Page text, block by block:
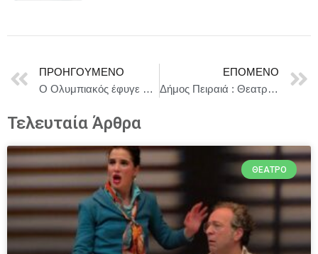
ΠΡΟΗΓΟΎΜΕΝΟ
Ο Ολυμπιακός έφυγε ως νικητής από το ΟΑΚΑ με τον Παναθηναϊκό με 0-1
ΕΠΌΜΕΝΟ
Δήμος Πειραιά : Θεατρική παράσταση από το Γραφείο Εθελοντισμού του Δήμου Πειραιά «Περιμένοντας τον Θύτη μου»
Τελευταία Άρθρα
ΘΈΑΤΡΟ